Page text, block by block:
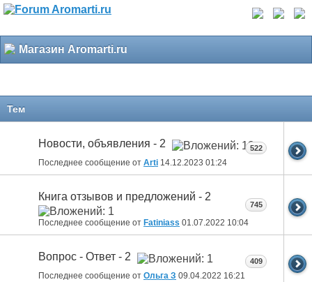
Магазин Aromarti.ru
Тем
Новости, объявления - 2
Последнее сообщение от Arti 14.12.2023 01:24
522
Книга отзывов и предложений - 2
Последнее сообщение от Fatiniass 01.07.2022 10:04
745
Вопрос - Ответ - 2
Последнее сообщение от Ольга З 09.04.2022 16:21
409